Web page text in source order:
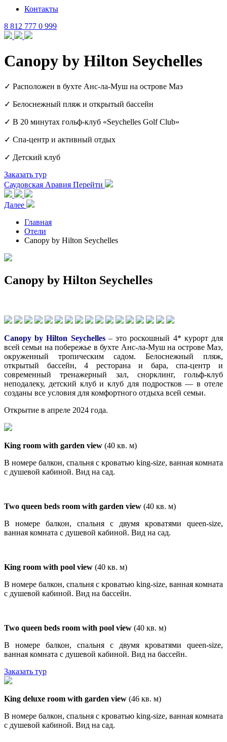
Контакты
8 812 777 0 999
Canopy by Hilton Seychelles
✓ Расположен в бухте Анс-ла-Муш на острове Маэ
✓ Белоснежный пляж и открытый бассейн
✓ В 20 минутах гольф-клуб «Seychelles Golf Club»
✓ Спа-центр и активный отдых
✓ Детский клуб
Заказать тур
Саудовская Аравия Перейти
Далее
Главная
Отели
Canopy by Hilton Seychelles
Canopy by Hilton Seychelles
Canopy by Hilton Seychelles– это роскошный 4* курорт для
всей семьи на побережье в бухте Анс-ла-Муш на острове Маэ,
окруженный тропическим садом. Белоснежный пляж,
открытый бассейн, 4 ресторана и бара, спа-центр и
современный тренажерный зал, снорклинг, гольф-клуб
неподалеку, детский клуб и клуб для подростков — в отеле
созданы все условия для комфортного отдыха всей семьи.
Открытие в апреле 2024 года.
King room with garden view (40 кв. м)
В номере балкон, спальня с кроватью king-size, ванная комната
с душевой кабиной. Вид на сад.
Two queen beds room with garden view (40 кв. м)
В номере балкон, спальня с двумя кроватями queen-size,
ванная комната с душевой кабиной. Вид на сад.
King room with pool view (40 кв. м)
В номере балкон, спальня с кроватью king-size, ванная комната
с душевой кабиной. Вид на бассейн.
Two queen beds room with pool view (40 кв. м)
В номере балкон, спальня с двумя кроватями queen-size,
ванная комната с душевой кабиной. Вид на бассейн.
Заказать тур
King deluxe room with garden view (46 кв. м)
В номере балкон, спальня с кроватью king-size, ванная комната
с душевой кабиной. Вид на сад.